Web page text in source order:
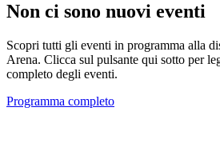
Non ci sono nuovi eventi
Scopri tutti gli eventi in programma alla
Arena. Clicca sul pulsante qui sotto per
completo degli eventi.
Programma completo